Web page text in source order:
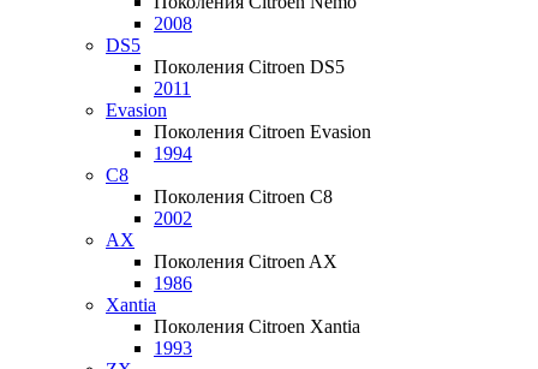
2008
DS5
Поколения Citroen DS5
2011
Evasion
Поколения Citroen Evasion
1994
C8
Поколения Citroen C8
2002
AX
Поколения Citroen AX
1986
Xantia
Поколения Citroen Xantia
1993